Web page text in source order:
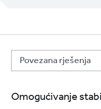
Povezana rješenja
Omogućivanje